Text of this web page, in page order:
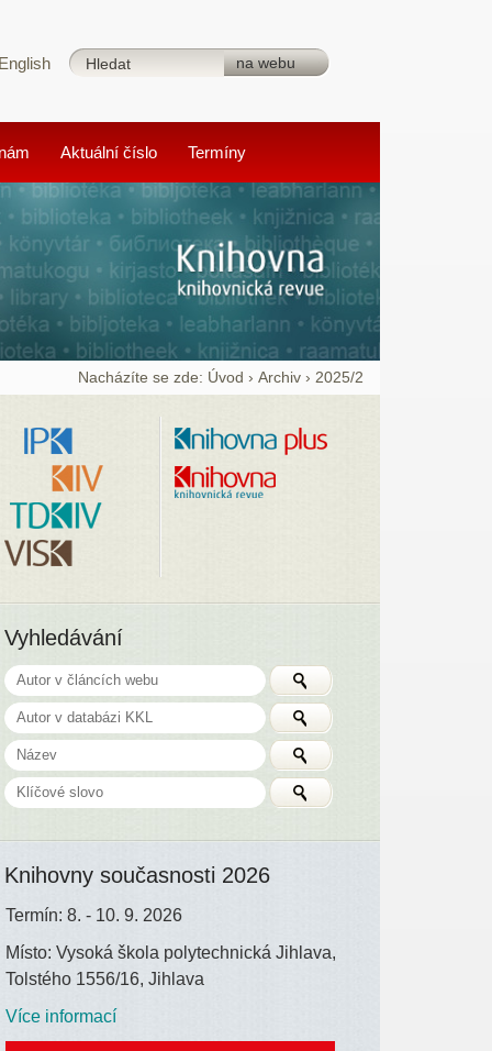
Aktuální číslo Termíny
Nacházíte se zde: Úvod ›Archiv › 2025/2
Vyhledávání
Knihovny současnosti 2026
Termín: 8. - 10. 9. 2026
Místo: Vysoká škola polytechnická Jihlava,
Tolstého 1556/16, Jihlava
Více informací